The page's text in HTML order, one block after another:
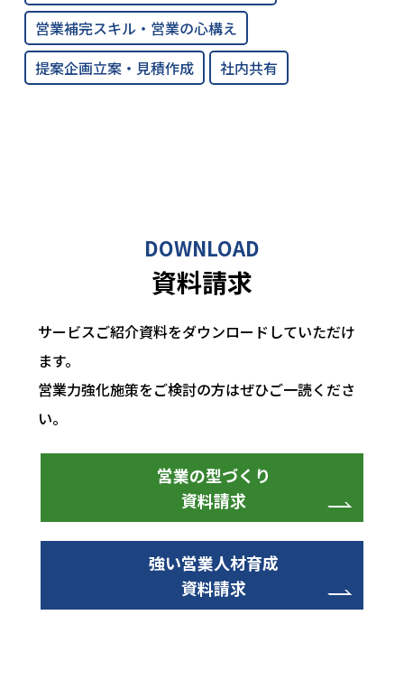
営業補完スキル・営業の心構え
提案企画立案・見積作成
社内共有
DOWNLOAD
資料請求
サービスご紹介資料をダウンロードしていただけ
ます。
営業力強化施策をご検討の方はぜひご一読くださ
い。
営業の型づくり
資料請求
強い営業人材育成
資料請求